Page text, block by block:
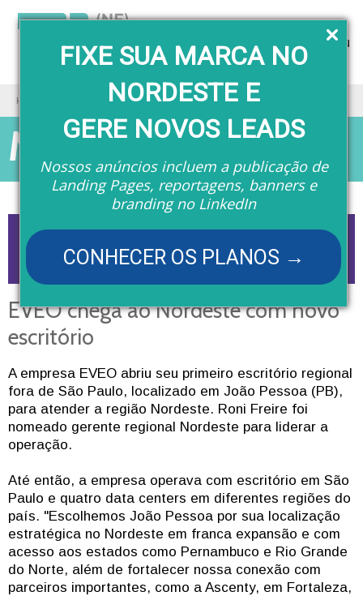
FIXE SUA MARCA NO
NORDESTE E
GERE NOVOS LEADS
Nossos anúncios incluem a publicação de
Landing Pages, reportagens, banners e
branding no LinkedIn
CONHECER OS PLANOS →
Menu
Home EVEO chega ao Nordeste com novo escritório
Matérias
EVEO chega ao Nordeste com novo
escritório
A empresa EVEO abriu seu primeiro escritório regional
fora de São Paulo, localizado em João Pessoa (PB),
para atender a região Nordeste. Roni Freire foi
nomeado gerente regional Nordeste para liderar a
operação.
Até então, a empresa operava com escritório em São
Paulo e quatro data centers em diferentes regiões do
país. "Escolhemos João Pessoa por sua localização
estratégica no Nordeste em franca expansão e com
acesso aos estados como Pernambuco e Rio Grande
do Norte, além de fortalecer nossa conexão com
parceiros importantes, como a Ascenty, em Fortaleza,